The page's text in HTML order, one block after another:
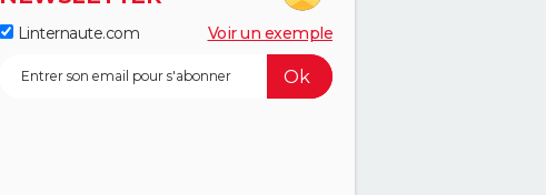
Linternaute.com Voir un exemple